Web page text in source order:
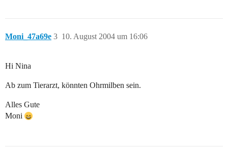
Moni_47a69e 10. August 2004 um 16:06
3
Hi Nina
Ab zum Tierarzt, könnten Ohrmilben sein.
Alles Gute
Moni